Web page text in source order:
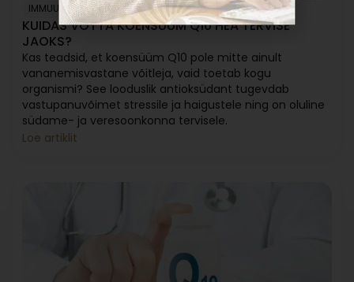
IMMUUNSUS SÜDA VERERÕHK
KUIDAS VÕTTA KOENSÜÜM Q10 HEA TERVISE
JAOKS?
Kas teadsid, et koensüüm Q10 pole mitte ainult
vananemisvastane võitleja, vaid toetab kogu
organismi? See looduslik antioksüdant tugevdab
vastupanuvõimet stressile ja haigustele ning on oluline
südame- ja veresoonkonna tervisele.
Loe artiklit